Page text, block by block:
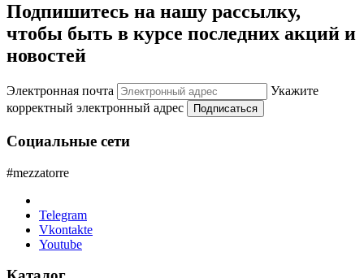
Подпишитесь на нашу рассылку,
чтобы быть в курсе последних акций и
новостей
Электронная почта
Укажите
корректный электронный адрес
Подписаться
Социальные сети
#mezzatorre
Telegram
Vkontakte
Youtube